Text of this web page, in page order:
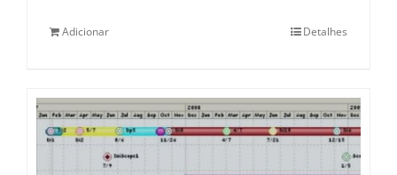
Adicionar Detalhes